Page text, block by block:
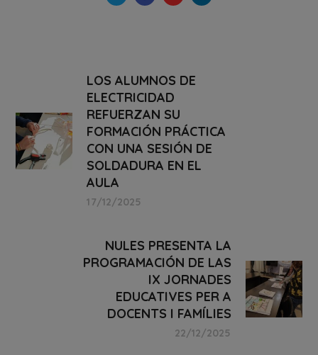
LOS ALUMNOS DE
ELECTRICIDAD
REFUERZAN SU
FORMACIÓN PRÁCTICA
CON UNA SESIÓN DE
SOLDADURA EN EL
AULA
17/12/2025
NULES PRESENTA LA
PROGRAMACIÓN DE LAS
IX JORNADES
EDUCATIVES PER A
DOCENTS I FAMÍLIES
22/12/2025